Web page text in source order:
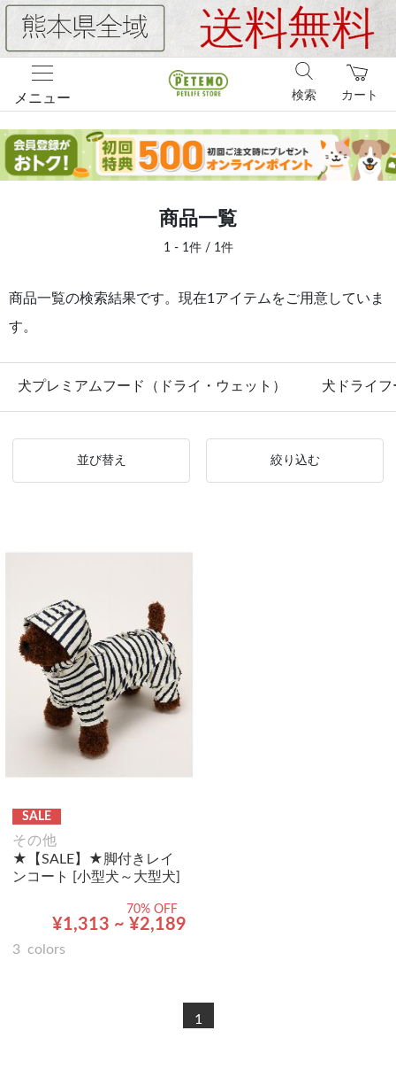
メニュー カート
検索
商品一覧
1 - 1件 / 1件
商品一覧の検索結果です。現在1アイテムをご用意していま
す。
犬プレミアムフード（ドライ・ウェット） 犬ドライフ
並び替え 絞り込む
SALE
その他
★【SALE】★脚付きレイ
ンコート [小型犬～大型犬]
¥1,313 ~ ¥2,189
70% OFF
3 colors
1